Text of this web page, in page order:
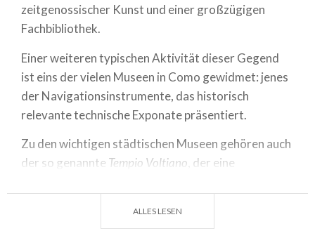
zeitgenossischer Kunst und einer großzügigen
Fachbibliothek.
Einer weiteren typischen Aktivität dieser Gegend
ist eins der vielen Museen in Como gewidmet: jenes
der Navigationsinstrumente, das historisch
relevante technische Exponate präsentiert.
Zu den wichtigen städtischen Museen gehören auch
der so genannte Tempio Voltiano , der eine
ALLES LESEN